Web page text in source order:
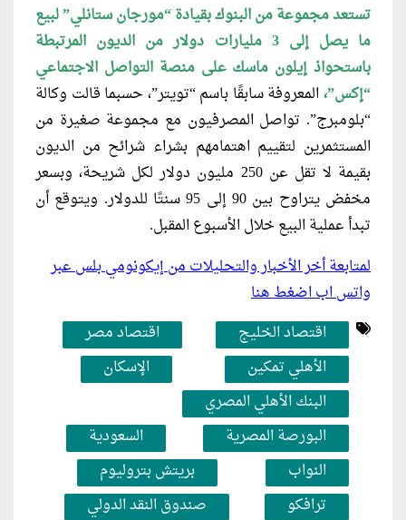
تستعد مجموعة من البنوك بقيادة “مورجانستانلي” لبيع
ما يصل إلى 3 مليارات دولار من الديون المرتبطة
باستحواذ إيلون ماسك على منصة التواصل الاجتماعي
“إكس”،المعروفة سابقًا باسم “تويتر”، حسبما قالت وكالة
“بلومبرج”. تواصل المصرفيون مع مجموعة صغيرة من
المستثمرين لتقييم اهتمامهم بشراء شرائح من الديون
بقيمة لا تقل عن 250 مليون دولار لكل شريحة، وبسعر
مخفض يتراوح بين 90 إلى 95 سنتًا للدولار. ويتوقع أن
تبدأ عملية البيع خلال الأسبوع المقبل.
لمتابعة أخر الأخبار والتحليلات من إيكونومي بلس عبر
واتس اب اضغط هنا
اقتصاد الخليج
اقتصاد مصر
الأهلي تمكين
الإسكان
البنك الأهلي المصري
البورصة المصرية
السعودية
النواب
بريتش بتروليوم
ترافكو
صندوق النقد الدولي